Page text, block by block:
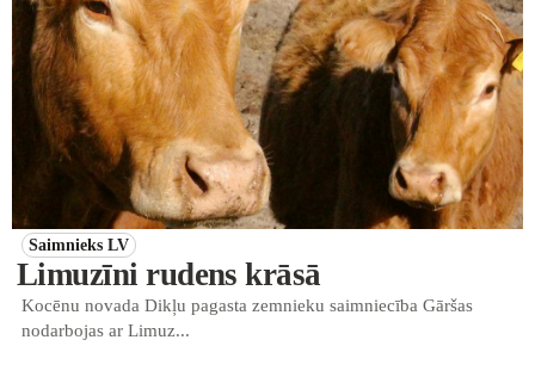
Saimnieks LV
Limuzīni rudens krāsā
Kocēnu novada Dikļu pagasta zemnieku saimniecība Gāršas
nodarbojas ar Limuz...